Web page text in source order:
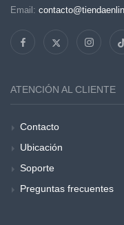
Email:
ATENCIÓN AL CLIENTE
Contacto
Ubicación
Soporte
Preguntas frecuentes